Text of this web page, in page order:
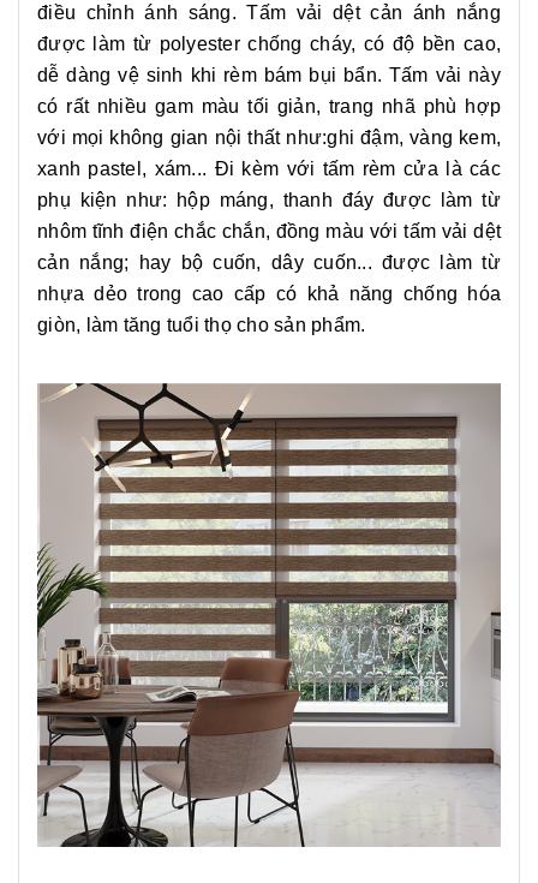
điều chỉnh ánh sáng. Tấm vải dệt cản ánh nắng
được làm từ polyester chống cháy, có độ bền cao,
dễ dàng vệ sinh khi rèm bám bụi bẩn. Tấm vải này
có rất nhiều gam màu tối giản, trang nhã phù hợp
với mọi không gian nội thất như:ghi đậm, vàng kem,
xanh pastel, xám... Đi kèm với tấm rèm cửa là các
phụ kiện như: hộp máng, thanh đáy được làm từ
nhôm tĩnh điện chắc chắn, đồng màu với tấm vải dệt
cản nắng; hay bộ cuốn, dây cuốn... được làm từ
nhựa dẻo trong cao cấp có khả năng chống hóa
giòn, làm tăng tuổi thọ cho sản phẩm.